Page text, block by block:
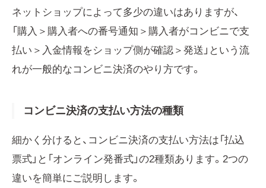
ネットショップによって多少の違いはありますが、
「購入＞購入者への番号通知＞購入者がコンビニで支
払い＞入金情報をショップ側が確認＞発送」という流
れが一般的なコンビニ決済のやり方です。
コンビニ決済の支払い方法の種類
細かく分けると、コンビニ決済の支払い方法は「払込
票式」と「オンライン発番式」の2種類あります。2つの
違いを簡単にご説明します。